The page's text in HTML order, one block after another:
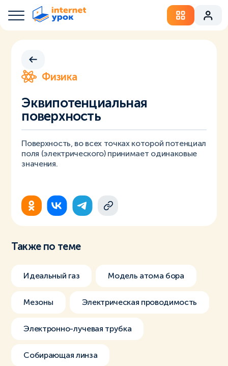
Физика
Эквипотенциальная
поверхность
Поверхность, во всех точках которой потенциал
поля (электрического) принимает одинаковые
значения.
Также по теме
Идеальный газ Модель атома бора
Мезоны Электрическая проводимость
Электронно-лучевая трубка
Собирающая линза